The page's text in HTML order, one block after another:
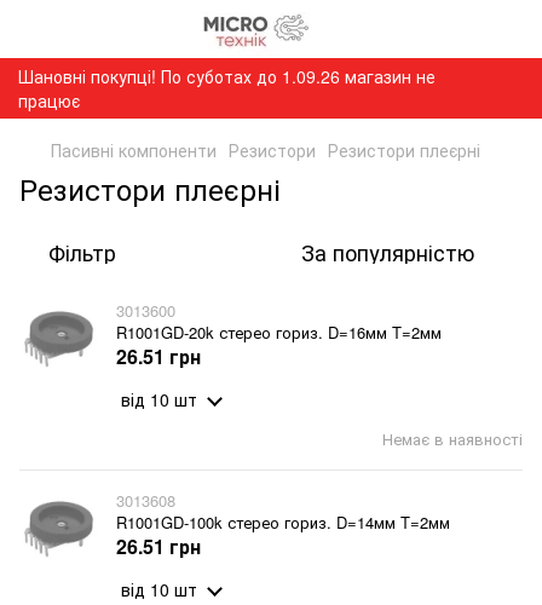
Шановні покупці! По суботах до 1.09.26 магазин не
працює
Пасивні компоненти Резистори Резистори плеєрні
Резистори плеєрні
Фільтр За популярністю
3013600
R1001GD-20k стерео гориз. D=16мм T=2мм
Немає в наявності
26.51 грн
від 10 шт
3013608
R1001GD-100k стерео гориз. D=14мм T=2мм
26.51 грн
від 10 шт